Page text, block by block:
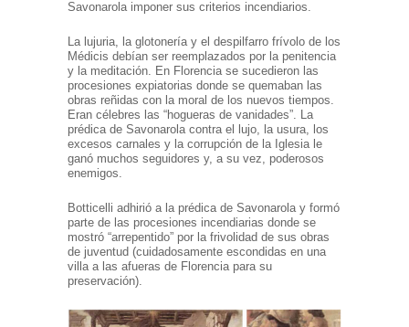
Savonarola imponer sus criterios incendiarios.
La lujuria, la glotonería y el despilfarro frívolo de los
Médicis debían ser reemplazados por la penitencia
y la meditación. En Florencia se sucedieron las
procesiones expiatorias donde se quemaban las
obras reñidas con la moral de los nuevos tiempos.
Eran célebres las “hogueras de vanidades”. La
prédica de Savonarola contra el lujo, la usura, los
excesos carnales y la corrupción de la Iglesia le
ganó muchos seguidores y, a su vez, poderosos
enemigos.
Botticelli adhirió a la prédica de Savonarola y formó
parte de las procesiones incendiarias donde se
mostró “arrepentido” por la frivolidad de sus obras
de juventud (cuidadosamente escondidas en una
villa a las afueras de Florencia para su
preservación).